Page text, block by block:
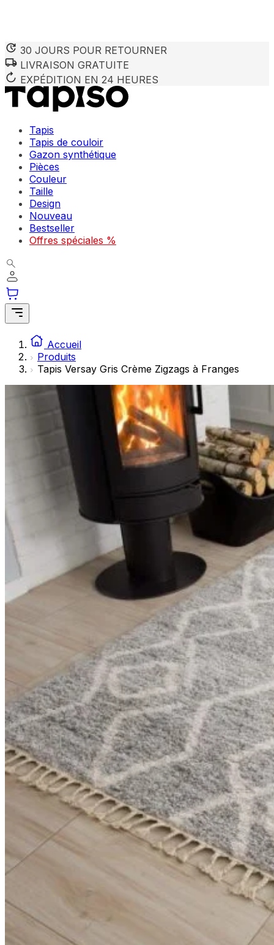
30 JOURS POUR RETOURNER
LIVRAISON GRATUITE
EXPÉDITION EN 24 HEURES
Tapis
Tapis de couloir
Gazon synthétique
Pièces
Couleur
Taille
Design
Nouveau
Bestseller
Offres spéciales %
Accueil
Produits
Tapis Versay Gris Crème Zigzags à Franges
Nous utilisons des cookies pour personnaliser le contenu
partenaires peuvent combiner ces informations avec
utilisation de leurs services.
Les cookies indispensables sont cruciaux pour les
Les cookies liés aux préférences permettent au site de
comme votre langue préférée ou la région dans laquelle
Les cookies marketing sont utilisés pour suivre les
engageantes pour l'utilisateur individuel et, par
Les cookies non classés sont des cookies qui sont en